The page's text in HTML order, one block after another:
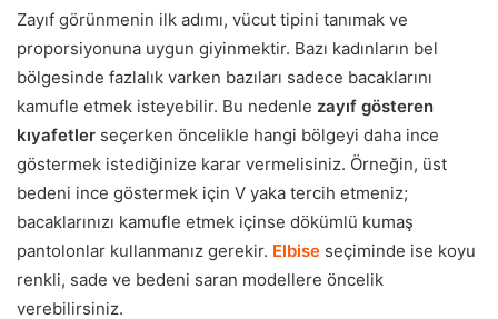
Zayıf görünmenin ilk adımı, vücut tipini tanımak ve
proporsiyonuna uygun giyinmektir. Bazı kadınların bel
bölgesinde fazlalık varken bazıları sadece bacaklarını
kamufle etmek isteyebilir. Bu nedenle zayıf gösteren
kıyafetler seçerken öncelikle hangi bölgeyi daha ince
göstermek istediğinize karar vermelisiniz. Örneğin, üst
bedeni ince göstermek için V yaka tercih etmeniz;
bacaklarınızı kamufle etmek içinse dökümlü kumaş
pantolonlar kullanmanız gerekir. Elbise seçiminde ise koyu
renkli, sade ve bedeni saran modellere öncelik
verebilirsiniz.